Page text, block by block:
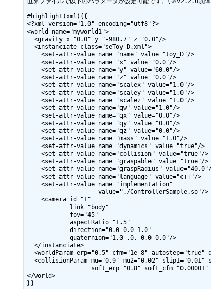
#highlight(xml){{
<?xml version="1.0" encoding="utf8"?>
<world name="myworld1">
  <gravity x="0.0" y="-980.7" z="0.0"/>
  <instanciate class="seToy_D.xml">
    <set-attr-value name="name" value="toy_D"/>
    <set-attr-value name="x" value="0.0"/>
    <set-attr-value name="y" value="60.0"/>
    <set-attr-value name="z" value="0.0"/>
    <set-attr-value name="scalex" value="1.0"/>
    <set-attr-value name="scaley" value="1.0"/>
    <set-attr-value name="scalez" value="1.0"/>
    <set-attr-value name="qw" value="1.0"/>
    <set-attr-value name="qx" value="0.0"/>
    <set-attr-value name="qy" value="0.0"/>
    <set-attr-value name="qz" value="0.0"/>
    <set-attr-value name="mass" value="1.0"/>
    <set-attr-value name="dynamics" value="true"/>
    <set-attr-value name="collision" value="true"/>
    <set-attr-value name="graspable" value="true"/>
<set-attr-value name="graspRadius"
    <set-attr-value name="language" value="c++"/>
    <set-attr-value name="implementation"
                    value="./ControllerSample.so"/>
    <camera id="1"
            link="body"
            fov="45"
            aspectRatio="1.5"
            direction="0.0 0.0 1.0"
            quaternion="1.0 .0. 0.0 0.0"/>
  </instanciate>
<worldParam erp="0.5" cfm="1e-8" autostep="true"
<collisionParam mu="0.9" mu2="0.02" slip1="0.01"
soft_erp="0.8"
</world>
}}